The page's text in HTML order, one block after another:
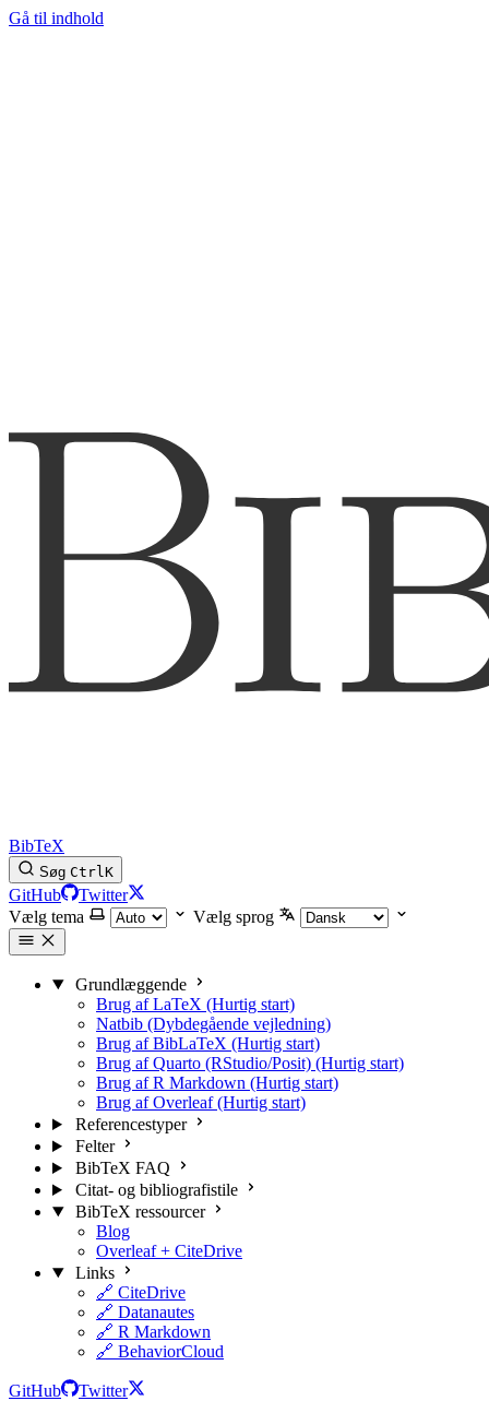
Gå til indhold
BibTeX
Søg CtrlK
GitHub
Twitter
Vælg tema
Vælg sprog
Grundlæggende
Brug af LaTeX (Hurtig start)
Natbib (Dybdegående vejledning)
Brug af BibLaTeX (Hurtig start)
Brug af Quarto (RStudio/Posit) (Hurtig start)
Brug af R Markdown (Hurtig start)
Brug af Overleaf (Hurtig start)
Referencestyper
Felter
BibTeX FAQ
Citat- og bibliografistile
BibTeX ressourcer
Blog
Overleaf + CiteDrive
Links
🔗 CiteDrive
🔗 Datanautes
🔗 R Markdown
🔗 BehaviorCloud
GitHub
Twitter